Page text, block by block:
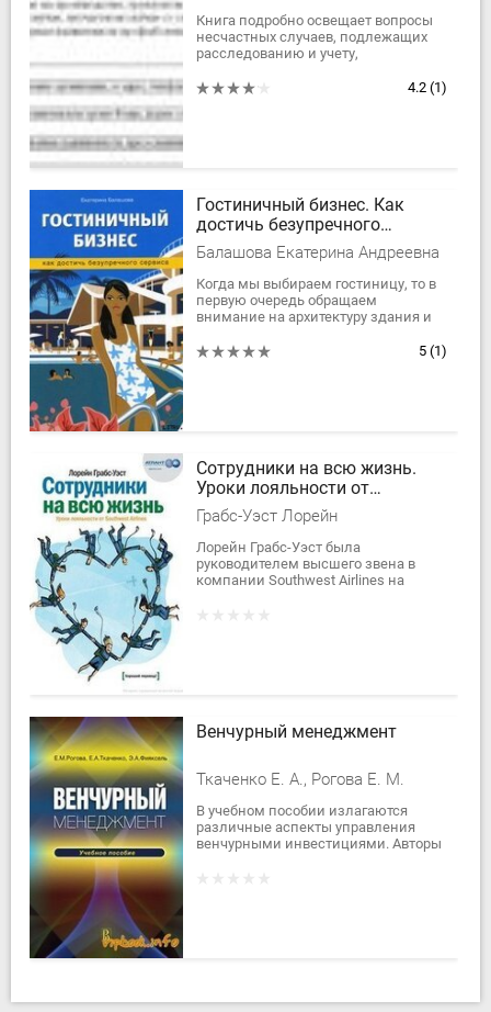
Книга подробно освещает вопросы
несчастных случаев, подлежащих
расследованию и учету,
несчастном случае, порядка
4.2 (1)
Гостиничный бизнес. Как
достичь безупречного
сервиса
Балашова Екатерина Андреевна
Когда мы выбираем гостиницу, то в
первую очередь обращаем
внимание на архитектуру здания и
и комфорт создаются стараниями...
5 (1)
Сотрудники на всю жизнь.
Уроки лояльности от
Southwest Airlines
Грабс-Уэст Лорейн
Лорейн Грабс-Уэст была
руководителем высшего звена в
компании Southwest Airlines на
Венчурный менеджмент
Ткаченко Е. А., Рогова Е. М.
В учебном пособии излагаются
различные аспекты управления
венчурными инвестициями. Авторы